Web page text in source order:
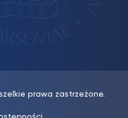
prawa zastrzeżone.